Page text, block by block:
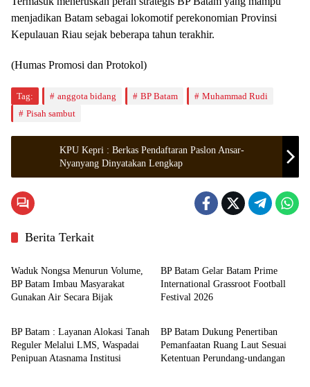
menjadikan Batam sebagai lokomotif perekonomian Provinsi
Kepulauan Riau sejak beberapa tahun terakhir.
(Humas Promosi dan Protokol)
Tag: anggota bidang BP Batam
Muhammad Rudi
Pisah sambut
KPU Kepri : Berkas Pendaftaran Paslon Ansar-
Nyanyang Dinyatakan Lengkap
Berita Terkait
Batam
Waduk Nongsa Menurun Volume,
BP Batam Imbau Masyarakat
Gunakan Air Secara Bijak
BP Batam Gelar Batam Prime
International Grassroot Football
Festival 2026
Batam
BP Batam : Layanan Alokasi Tanah
Reguler Melalui LMS, Waspadai
Penipuan Atasnama Institusi
Batam
BP Batam Dukung Penertiban
Pemanfaatan Ruang Laut Sesuai
Ketentuan Perundang-undangan
Batam Batam